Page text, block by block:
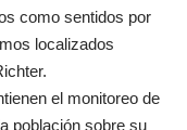
como sentidos por
localizados
el monitoreo de
población sobre su